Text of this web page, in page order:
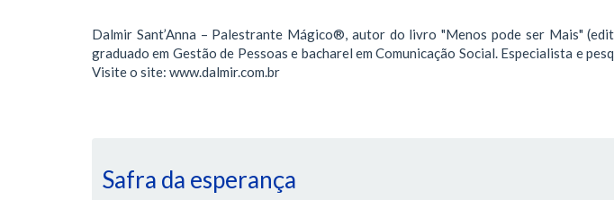
Dalmir Sant’Anna – Palestrante Mágico®, autor do livro "Menos pode ser Mais"
graduado em Gestão de Pessoas e bacharel em Comunicação Social. Especialista e
Visite o site: www.dalmir.com.br
Safra da esperança